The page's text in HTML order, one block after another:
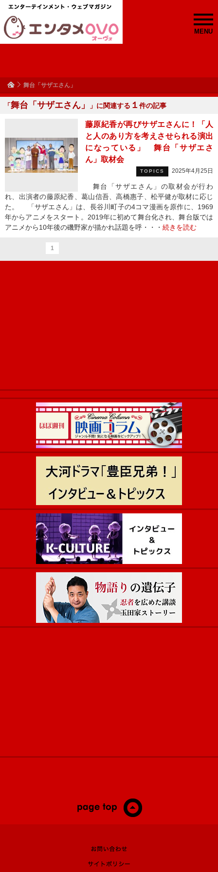
MENU
舞台「サザエさん」
「舞台「サザエさん」 」に関連する １ 件の記事
藤原紀香が再びサザエさんに！「人
と人のあり方を考えさせられる演出
になっている」 舞台「サザエさ
ん」取材会
TOPICS 2025年4月25日
舞台「サザエさん」の取材会が行わ
れ、出演者の藤原紀香、葛山信吾、高橋惠子、松平健が取材に応じ
た。 「サザエさん」は、長谷川町子の4コマ漫画を原作に、1969
年からアニメをスタート。2019年に初めて舞台化され、舞台版では
アニメから10年後の磯野家が描かれ話題を呼・・・ 続きを読む
1